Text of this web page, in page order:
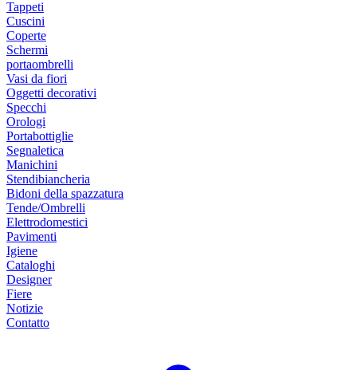
Tappeti
Cuscini
Coperte
Schermi
portaombrelli
Vasi da fiori
Oggetti decorativi
Specchi
Orologi
Portabottiglie
Segnaletica
Manichini
Stendibiancheria
Bidoni della spazzatura
Tende/Ombrelli
Elettrodomestici
Pavimenti
Igiene
Cataloghi
Designer
Fiere
Notizie
Contatto